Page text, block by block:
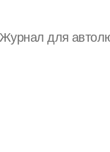
Журнал для